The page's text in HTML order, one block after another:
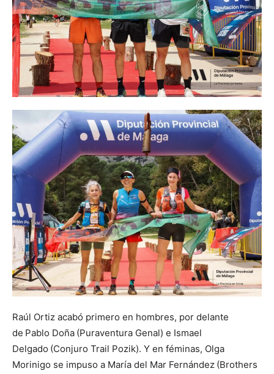
Raúl Ortiz acabó primero en hombres, por delante
de Pablo Doña (Puraventura Genal) e Ismael
Delgado (Conjuro Trail Pozik). Y en féminas, Olga
Morinigo se impuso a María del Mar Fernández (Brothers